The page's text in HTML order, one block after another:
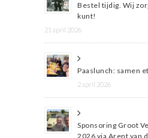
Bestel tijdig. Wij
kunt!
21 april 2026
Paaslunch: samen
2 april 2026
Sponsoring Groot
2026 via Arent van